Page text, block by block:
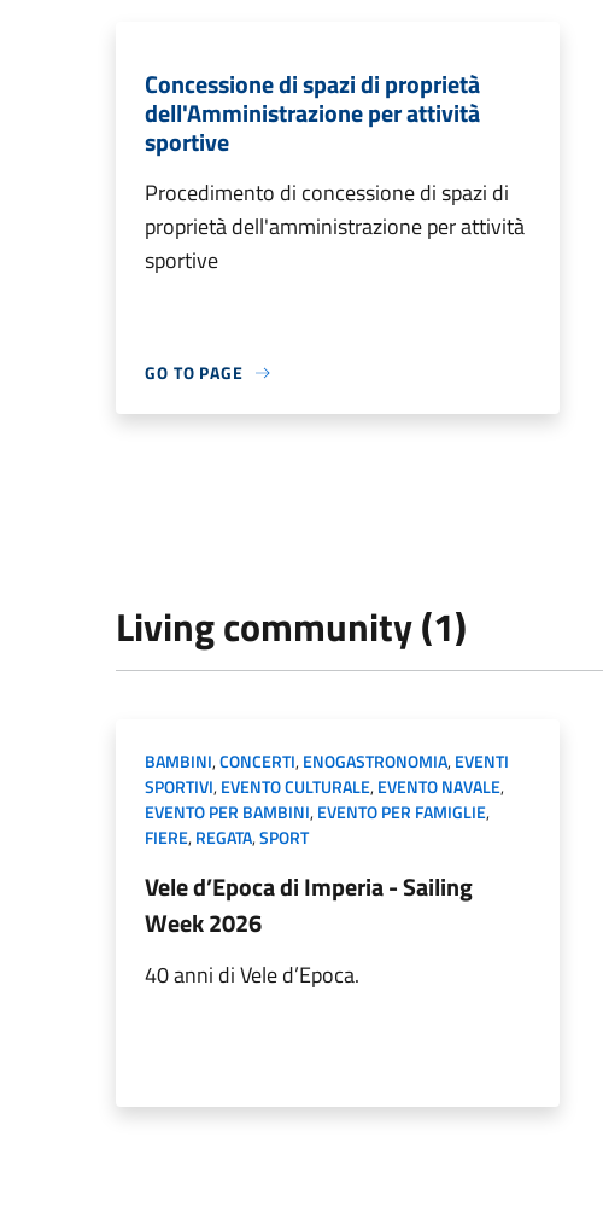
Concessione di spazi di proprietà
dell'Amministrazione per attività
sportive
Procedimento di concessione di spazi di
proprietà dell'amministrazione per attività
sportive
GO TO PAGE
Living community (1)
BAMBINI,CONCERTI,ENOGASTRONOMIA,EVENTI
SPORTIVI,EVENTO CULTURALE,EVENTO NAVALE,
EVENTO PER BAMBINI,EVENTO PER FAMIGLIE,
FIERE,REGATA,SPORT
Vele d’Epoca di Imperia - Sailing
Week 2026
40 anni di Vele d’Epoca.